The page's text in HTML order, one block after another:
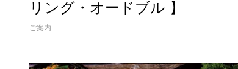
リング・オードブル 】
ご案内